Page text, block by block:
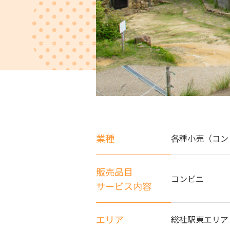
業種 各種小売（コ
販売品目
サービス内容
コンビニ
エリア 総社駅東エリア